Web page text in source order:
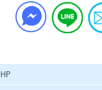
HP